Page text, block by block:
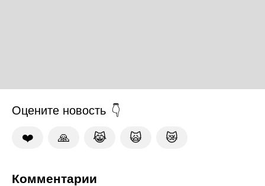
Оцените новость
❤️ 🙏 😹 🙀 😿
Комментарии